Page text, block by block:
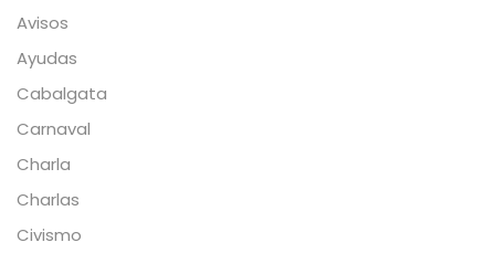
Avisos
Ayudas
Cabalgata
Carnaval
Charla
Charlas
Civismo